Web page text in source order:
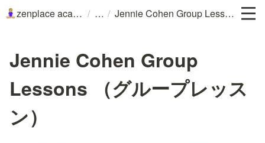
🧘🏼‍♀️ zenplace academy / / Jennie Cohen Group Lessons （グループレッスン）
Jennie Cohen Group
Lessons （グループレッス
ン）